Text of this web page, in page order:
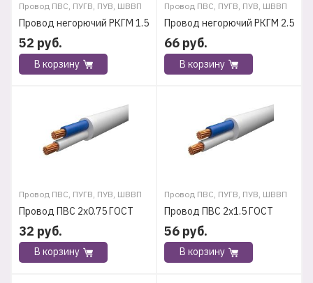
Провод ПВС, ПУГВ, ПУВ, ШВВП
Провод негорючий РКГМ 1.5
52 руб.
В корзину
Провод ПВС, ПУГВ, ПУВ, ШВВП
Провод негорючий РКГМ 2.5
66 руб.
В корзину
Провод ПВС, ПУГВ, ПУВ, ШВВП
Провод ПВС 2х0.75 ГОСТ
32 руб.
В корзину
Провод ПВС, ПУГВ, ПУВ, ШВВП
Провод ПВС 2х1.5 ГОСТ
56 руб.
В корзину